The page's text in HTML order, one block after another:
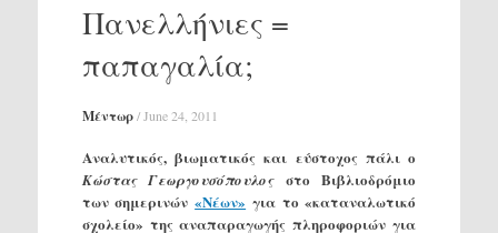
contentΠανελλήνιες =
παπαγαλία;
Μέντωρ/ June 24, 2011
Αναλυτικός, βιωματικός και εύστοχος πάλι ο
Κώστας Γεωργουσόπουλοςστο Βιβλιοδρόμιο
των σημερινών«Νέων» για το «καταναλωτικό
σχολείο» της αναπαραγωγής πληροφοριών για